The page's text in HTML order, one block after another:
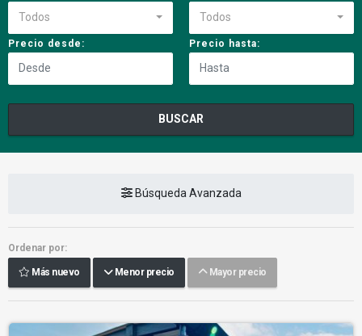
Todos Todos
Precio desde: Precio hasta:
BUSCAR
Búsqueda Avanzada
Ordenar por:
Más nuevo Menor precio Mayor precio